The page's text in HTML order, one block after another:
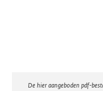
De hier aangeboden pdf-